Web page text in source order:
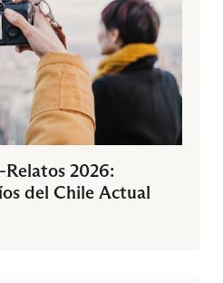
2026:
del Chile Actual